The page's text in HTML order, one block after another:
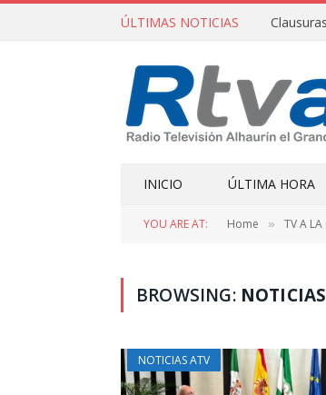
ÚLTIMAS NOTICIAS
INICIO ÚLTIMA HORA
YOU ARE AT: Home » TV A LA
BROWSING:
NOTICIAS ATV